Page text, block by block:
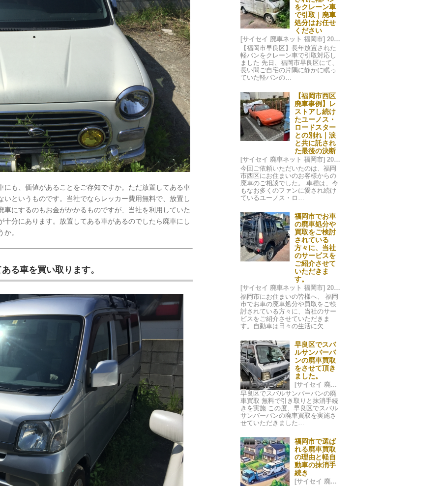
にも、価値があることをご存知ですか。ただ放置してある車
いというものです。当社でならレッカー費用無料で、放置し
車にするのもお金がかかるものですが、当社を利用していた
十分にあります。放置してある車があるのでしたら廃車にし
。
る車を買い取ります。
をクレーン車
で引取｜廃車
処分はお任せ
ください
[サイセイ 廃車ネット 福岡市] 2025/07/20 08:26
【福岡市早良区】長年放置された
軽バンをクレーン車で引取対応し
ました 先日、福岡市早良区にて、
長い間ご自宅の片隅に静かに眠っ
ていた軽バンの…
【福岡市西区
廃車事例】レ
ストアし続け
たユーノス・
ロードスター
との別れ｜涙
と共に託され
た最後の決断
[サイセイ 廃車ネット 福岡市] 2025/01/10 03:59
今回ご依頼いただいたのは、福岡
市西区にお住まいのお客様からの
廃車のご相談でした。 車種は、今
もなお多くのファンに愛され続け
ているユーノス・ロ…
福岡市でお車
の廃車処分や
買取をご検討
されている
方々に、当社
のサービスを
ご紹介させて
いただきま
す。
[サイセイ 廃車ネット 福岡市] 2024/09/29 15:11
福岡市にお住まいの皆様へ、 福岡
市でお車の廃車処分や買取をご検
討されている方々に、当社のサー
ビスをご紹介させていただきま
す。自動車は日々の生活に欠…
早良区でスバ
ルサンバーバ
ンの廃車買取
をさせて頂き
ました。
[サイセイ 廃車ネット 福岡市] 2024/06/27 00:41
早良区でスバルサンバーバンの廃
車買取 無料で引き取りと抹消手続
きを実施 この度、早良区でスバル
サンバーバンの廃車買取を実施さ
せていただきました…
福岡市で選ば
れる廃車買取
の理由と軽自
動車の抹消手
続き
[サイセイ 廃車ネット 福岡市] 2024/06/24 21:59